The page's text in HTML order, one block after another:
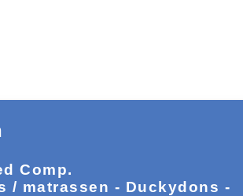
Comp.
/ matrassen - Duckydons -